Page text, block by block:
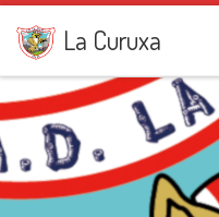
Saltar al contenido
La Curuxa